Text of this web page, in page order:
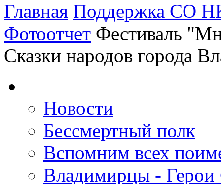
Главная Поддержка СО
Фотоотчет Фестиваль
Сказки народов города
Новости
Бессмертный полк
Вспомним всех
Владимирцы - Герои